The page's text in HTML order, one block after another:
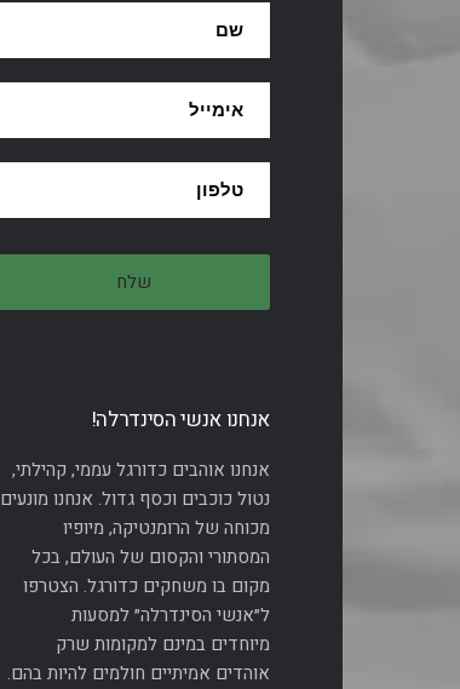
אנחנו אנשי הסינדרלה!
אנחנו אוהבים כדורגל עממי, קהילתי,
נטול כוכבים וכסף גדול. אנחנו מונעים
מכוחה של הרומנטיקה, מיופיו
המסתורי והקסום של העולם, בכל
מקום בו משחקים כדורגל. הצטרפו
ל״אנשי הסינדרלה״ למסעות
מיוחדים במינם למקומות שרק
אוהדים אמיתיים חולמים להיות בהם.